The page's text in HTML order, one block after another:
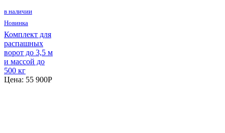
в наличии
Новинка
Комплект для
распашных
ворот до 3,5 м
и массой до
500 кг
Цена: 55 900P